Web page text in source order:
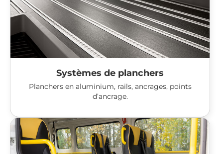
Systèmes de planchers
Planchers en aluminium, rails, ancrages, points
d’ancrage.